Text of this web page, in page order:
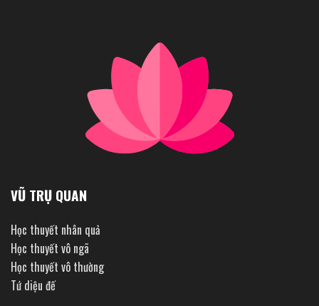
VŨ TRỤ QUAN
Học thuyết nhân quả
Học thuyết vô ngã
Học thuyết vô thường
Tứ diệu đế